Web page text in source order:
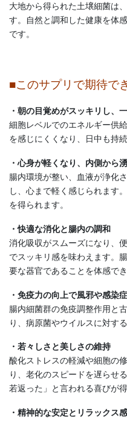
大地から得られた土壌細菌は
す。自然と調和した健康を体
です。
■このサプリで期待で
・朝の目覚めがスッキリし、
細胞レベルでのエネルギー供
を感じにくくなり、日中も持
・心身が軽くなり、内側から
腸内環境が整い、血液が浄化
し、心まで軽く感じられます
を得られます。
・快適な消化と腸内の調和
消化吸収がスムーズになり、
でスッキリ感を味わえます。
要な器官であることを体感でき
・免疫力の向上で風邪や感染
腸内細菌群の免疫調整作用と
り、病原菌やウイルスに対す
・若々しさと美しさの維持
酸化ストレスの軽減や細胞の
り、老化のスピードを遅らせ
若返った」と言われる喜びが得
・精神的な安定とリラックス感